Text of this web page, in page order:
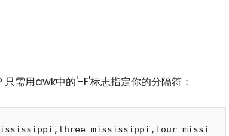
需用awk中的'-F'标志指定你的分隔符：
mississippi,four missi